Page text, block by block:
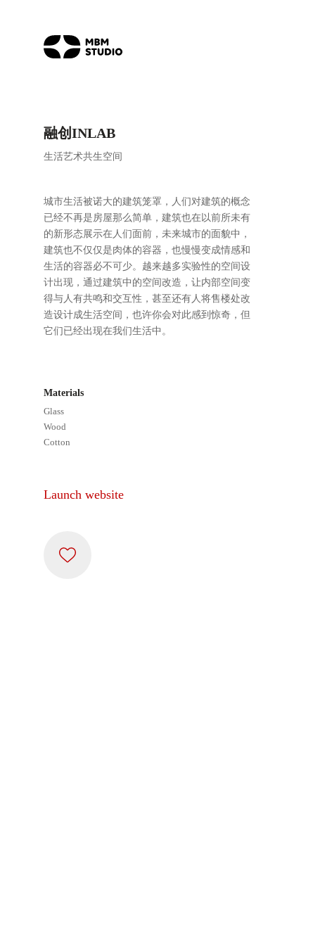
融创INLAB
生活艺术共生空间
城市生活被诺大的建筑笼罩，人们对建筑的概念
已经不再是房屋那么简单，建筑也在以前所未有
的新形态展示在人们面前，未来城市的面貌中，
建筑也不仅仅是肉体的容器，也慢慢变成情感和
生活的容器必不可少。越来越多实验性的空间设
计出现，通过建筑中的空间改造，让内部空间变
得与人有共鸣和交互性，甚至还有人将售楼处改
造设计成生活空间，也许你会对此感到惊奇，但
它们已经出现在我们生活中。
Materials
Glass
Wood
Cotton
Launch website